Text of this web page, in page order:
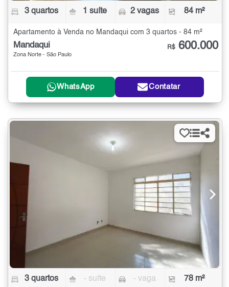
3 quartos 1 suíte 2 vagas 84 m²
Apartamento à Venda no Mandaqui com 3 quartos - 84 m²
Mandaqui
Zona Norte - São Paulo
R$ 600.000
WhatsApp Contatar
3 quartos - suíte - vaga 78 m²